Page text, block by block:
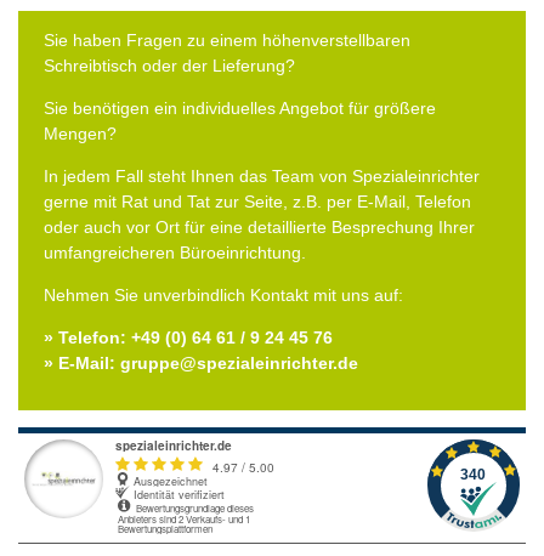
Sie haben Fragen zu einem höhenverstellbaren
Schreibtisch oder der Lieferung?
Sie benötigen ein individuelles Angebot für größere
Mengen?
In jedem Fall steht Ihnen das Team von Spezialeinrichter
gerne mit Rat und Tat zur Seite, z.B. per E-Mail, Telefon
oder auch vor Ort für eine detaillierte Besprechung Ihrer
umfangreicheren Büroeinrichtung.
Nehmen Sie unverbindlich Kontakt mit uns auf:
» Telefon: +49 (0) 64 61 / 9 24 45 76
» E-Mail: gruppe@spezialeinrichter.de